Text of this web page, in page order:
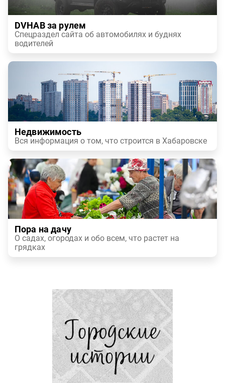
DVHAB за рулем
Спецраздел сайта об автомобилях и буднях
водителей
Недвижимость
Вся информация о том, что строится в Хабаровске
Пора на дачу
О садах, огородах и обо всем, что растет на
грядках